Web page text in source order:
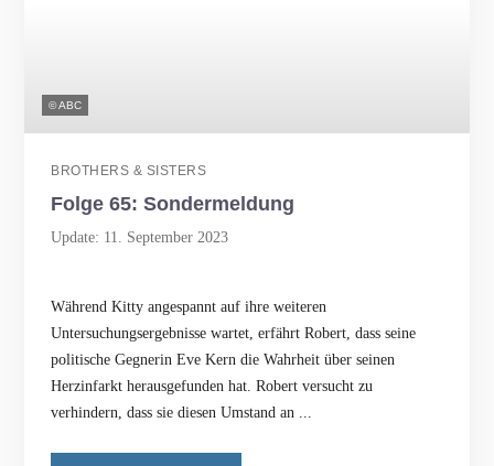
© ABC
BROTHERS & SISTERS
Folge 65: Sondermeldung
Update: 11. September 2023
Während Kitty angespannt auf ihre weiteren
Untersuchungsergebnisse wartet, erfährt Robert, dass seine
politische Gegnerin Eve Kern die Wahrheit über seinen
Herzinfarkt herausgefunden hat. Robert versucht zu
verhindern, dass sie diesen Umstand an ...